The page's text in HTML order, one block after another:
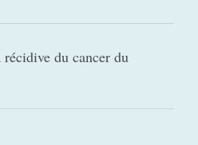
du cancer du